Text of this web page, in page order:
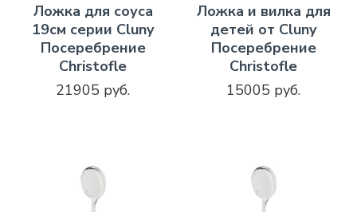
Ложка для соуса
19см серии Cluny
Посеребрение
Christofle
21905 руб.
Ложка и вилка для
детей от Cluny
Посеребрение
Christofle
15005 руб.